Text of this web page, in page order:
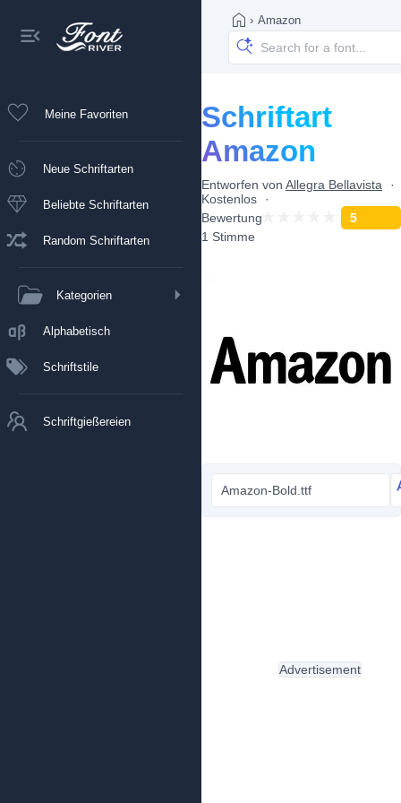
Meine Favoriten
Neue Schriftarten
Beliebte Schriftarten
Random Schriftarten
Kategorien
Alphabetisch
Schriftstile
Schriftgießereien
› Amazon
Schriftart
Amazon
Entworfen von Allegra Bellavista
Kostenlos
Bewertung
5
1 Stimme
Amazon-Bold.ttf
Advertisement